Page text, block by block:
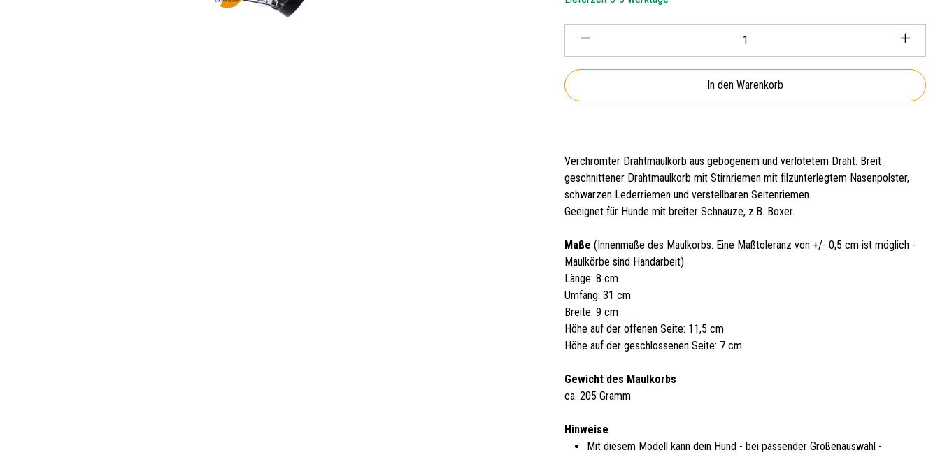
Produkt Anzahl: Gib den gewünschten Wert ein oder
In den Warenkorb
Verchromter Drahtmaulkorb aus gebogenem und verlötetem Draht. Breit
geschnittener Drahtmaulkorb mit Stirnriemen mit filzunterlegtem Nasenpolster,
schwarzen Lederriemen und verstellbaren Seitenriemen.
Geeignet für Hunde mit breiter Schnauze, z.B. Boxer.
Maße (Innenmaße des Maulkorbs. Eine Maßtoleranz von +/- 0,5 cm ist möglich -
Maulkörbe sind Handarbeit)
Länge: 8 cm
Umfang: 31 cm
Breite: 9 cm
Höhe auf der offenen Seite: 11,5 cm
Höhe auf der geschlossenen Seite: 7 cm
Gewicht des Maulkorbs
ca. 205 Gramm
Hinweise
Mit diesem Modell kann dein Hund - bei passender Größenauswahl -